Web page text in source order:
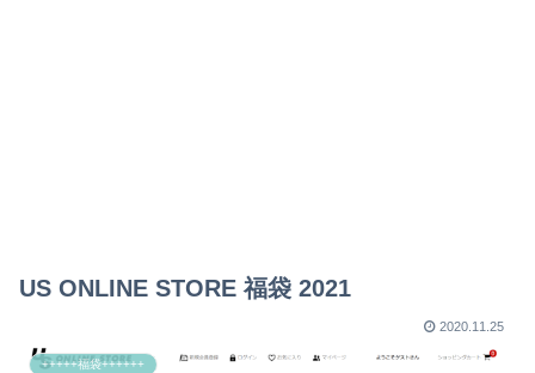
US ONLINE STORE 福袋 2021
2020.11.25
+++++福袋++++++